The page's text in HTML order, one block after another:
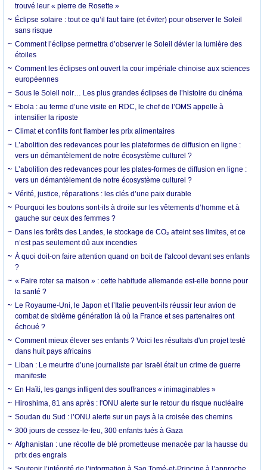
trouvé leur « pierre de Rosette »
Éclipse solaire : tout ce qu’il faut faire (et éviter) pour observer le Soleil
sans risque
Comment l’éclipse permettra d’observer le Soleil dévier la lumière des
étoiles
Comment les éclipses ont ouvert la cour impériale chinoise aux sciences
européennes
Sous le Soleil noir… Les plus grandes éclipses de l’histoire du cinéma
Ebola : au terme d’une visite en RDC, le chef de l’OMS appelle à
intensifier la riposte
Climat et conflits font flamber les prix alimentaires
L’abolition des redevances pour les plateformes de diffusion en ligne :
vers un démantèlement de notre écosystème culturel ?
L’abolition des redevances pour les plates-formes de diffusion en ligne :
vers un démantèlement de notre écosystème culturel ?
Vérité, justice, réparations : les clés d’une paix durable
Pourquoi les boutons sont-ils à droite sur les vêtements d’homme et à
gauche sur ceux des femmes ?
Dans les forêts des Landes, le stockage de CO₂ atteint ses limites, et ce
n’est pas seulement dû aux incendies
À quoi doit-on faire attention quand on boit de l'alcool devant ses enfants
?
« Faire roter sa maison » : cette habitude allemande est-elle bonne pour
la santé ?
Le Royaume-Uni, le Japon et l’Italie peuvent-ils réussir leur avion de
combat de sixième génération là où la France et ses partenaires ont
échoué ?
Comment mieux élever ses enfants ? Voici les résultats d'un projet testé
dans huit pays africains
Liban : Le meurtre d’une journaliste par Israël était un crime de guerre
manifeste
En Haïti, les gangs infligent des souffrances « inimaginables »
Hiroshima, 81 ans après : l'ONU alerte sur le retour du risque nucléaire
Soudan du Sud : l’ONU alerte sur un pays à la croisée des chemins
300 jours de cessez-le-feu, 300 enfants tués à Gaza
Afghanistan : une récolte de blé prometteuse menacée par la hausse du
prix des engrais